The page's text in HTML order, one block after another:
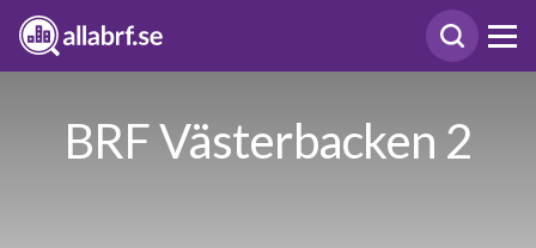
BRF Västerbacken 2